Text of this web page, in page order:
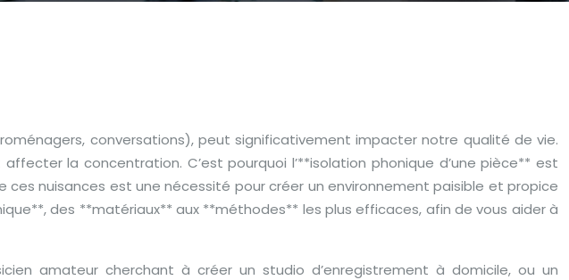
conversations), peut significativement impacter notre qualité de vie.
la concentration. C’est pourquoi l’**isolation phonique d’une pièce** est
nuisances est une nécessité pour créer un environnement paisible et propice
des **matériaux** aux **méthodes** les plus efficaces, afin de vous aider à
amateur cherchant à créer un studio d’enregistrement à domicile, ou un